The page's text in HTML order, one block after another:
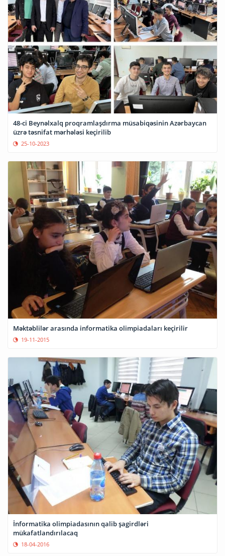
48-ci Beynəlxalq proqramlaşdırma müsabiqəsinin Azərbaycan
üzrə təsnifat mərhələsi keçirilib
25-10-2023
Məktəblilər arasında informatika olimpiadaları keçirilir
19-11-2015
İnformatika olimpiadasının qalib şagirdləri
mükafatlandırılacaq
18-04-2016